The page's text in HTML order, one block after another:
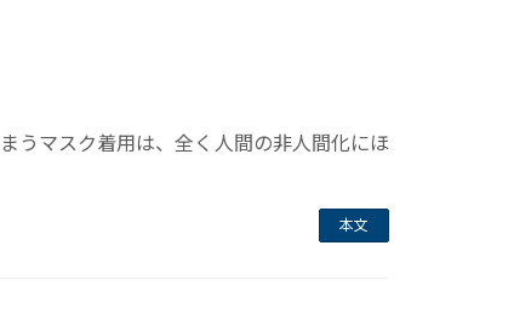
うマスク着用は、全く人間の非人間化にほ
本文